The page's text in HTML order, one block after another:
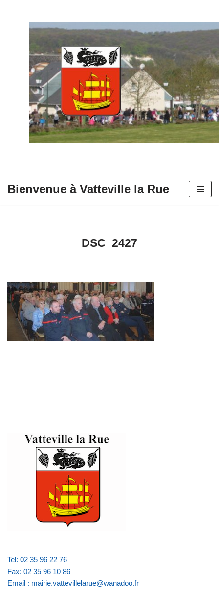
contenu
Bienvenue à Vatteville la Rue
DSC_2427
Tel: 02 35 96 22 76
Fax: 02 35 96 10 86
Email : mairie.vattevillelarue@wanadoo.fr